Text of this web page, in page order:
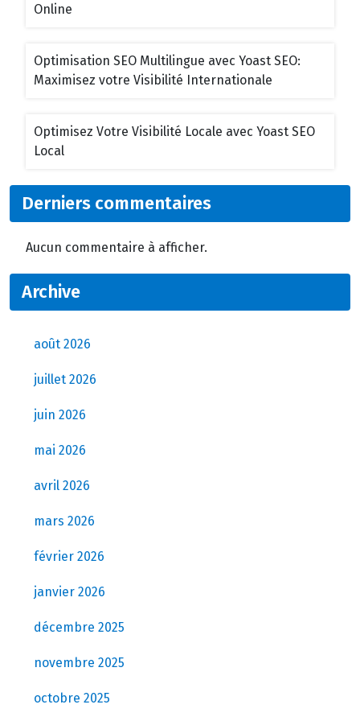
Online
Optimisation SEO Multilingue avec Yoast SEO:
Maximisez votre Visibilité Internationale
Optimisez Votre Visibilité Locale avec Yoast SEO
Local
Derniers commentaires
Aucun commentaire à afficher.
Archive
août 2026
juillet 2026
juin 2026
mai 2026
avril 2026
mars 2026
février 2026
janvier 2026
décembre 2025
novembre 2025
octobre 2025